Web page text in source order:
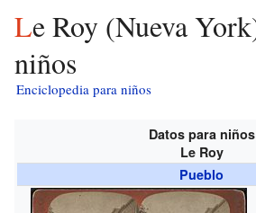
Le Roy (Nueva York) para
niños
Enciclopedia para niños
Datos para niños
Le Roy
Pueblo